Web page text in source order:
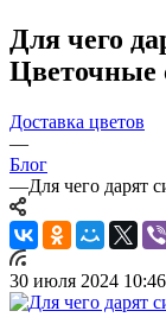
Для чего
Цветочные
Доставка цветов
—
Блог
—Для чего дарят
30 июля 2024 10:46